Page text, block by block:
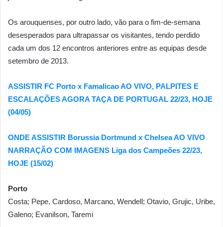
Os arouquenses, por outro lado, vão para o fim-de-semana
desesperados para ultrapassar os visitantes, tendo perdido
cada um dos 12 encontros anteriores entre as equipas desde
setembro de 2013.
ASSISTIR FC Porto x Famalicao AO VIVO, PALPITES E
ESCALAÇÕES AGORA TAÇA DE PORTUGAL 22/23, HOJE
(04/05)
ONDE ASSISTIR Borussia Dortmund x Chelsea AO VIVO
NARRAÇÃO COM IMAGENS Liga dos Campeões 22/23,
HOJE (15/02)
Porto
Costa; Pepe, Cardoso, Marcano, Wendell; Otavio, Grujic, Uribe,
Galeno; Evanilson, Taremi